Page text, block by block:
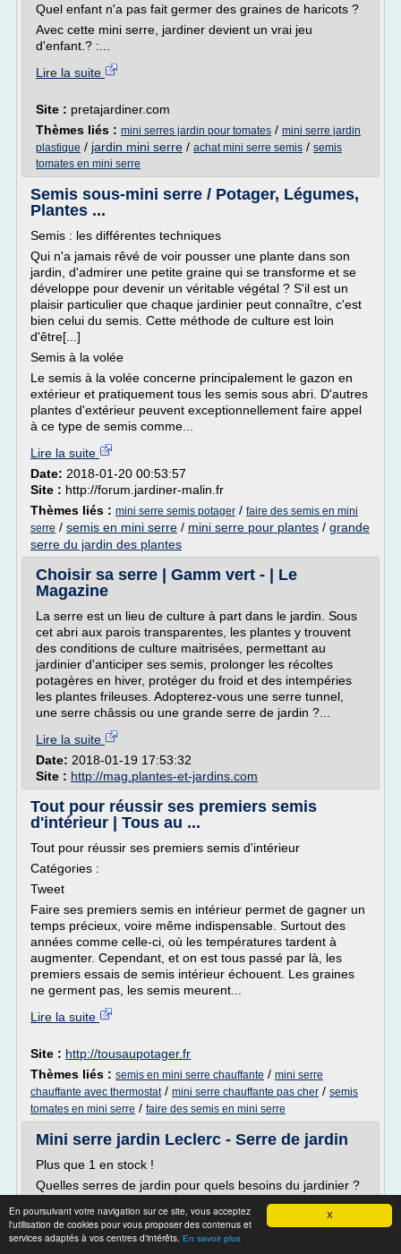
X
En poursuivant votre navigation sur ce site, vous acceptez
l'utilisation de cookies pour vous proposer des contenus et
services adaptés à vos centres d'intérêts. En savoir plus
Quel enfant n'a pas fait germer des graines de haricots ?
Avec cette mini serre, jardiner devient un vrai jeu
d'enfant.? :...
Lire la suite
Site : pretajardiner.com
Thèmes liés : mini serres jardin pour tomates / mini serre jardin
plastique / jardin mini serre / achat mini serre semis / semis
tomates en mini serre
Semis sous-mini serre / Potager, Légumes,
Plantes ...
Semis : les différentes techniques
Qui n'a jamais rêvé de voir pousser une plante dans son
jardin, d'admirer une petite graine qui se transforme et se
développe pour devenir un véritable végétal ? S'il est un
plaisir particulier que chaque jardinier peut connaître, c'est
bien celui du semis. Cette méthode de culture est loin
d'être[...]
Semis à la volée
Le semis à la volée concerne principalement le gazon en
extérieur et pratiquement tous les semis sous abri. D'autres
plantes d'extérieur peuvent exceptionnellement faire appel
à ce type de semis comme...
Lire la suite
Date: 2018-01-20 00:53:57
Site : http://forum.jardiner-malin.fr
Thèmes liés : mini serre semis potager / faire des semis en mini
serre / semis en mini serre / mini serre pour plantes / grande
serre du jardin des plantes
Choisir sa serre | Gamm vert - | Le
Magazine
La serre est un lieu de culture à part dans le jardin. Sous
cet abri aux parois transparentes, les plantes y trouvent
des conditions de culture maitrisées, permettant au
jardinier d'anticiper ses semis, prolonger les récoltes
potagères en hiver, protéger du froid et des intempéries
les plantes frileuses. Adopterez-vous une serre tunnel,
une serre châssis ou une grande serre de jardin ?...
Lire la suite
Date: 2018-01-19 17:53:32
Site : http://mag.plantes-et-jardins.com
Tout pour réussir ses premiers semis
d'intérieur | Tous au ...
Tout pour réussir ses premiers semis d'intérieur
Catégories :
Tweet
Faire ses premiers semis en intérieur permet de gagner un
temps précieux, voire même indispensable. Surtout des
années comme celle-ci, où les températures tardent à
augmenter. Cependant, et on est tous passé par là, les
premiers essais de semis intérieur échouent. Les graines
ne germent pas, les semis meurent...
Lire la suite
Site : http://tousaupotager.fr
Thèmes liés : semis en mini serre chauffante / mini serre
chauffante avec thermostat/ mini serre chauffante pas cher / semis
tomates en mini serre / faire des semis en mini serre
Mini serre jardin Leclerc - Serre de jardin
Plus que 1 en stock !
Quelles serres de jardin pour quels besoins du jardinier ?
Vous souhaitez récolter en hiver et jusqu'au début du
printemps les légumes de votre potager, protéger du froid
et des intempéries vos plantes sensibles, cultiver des